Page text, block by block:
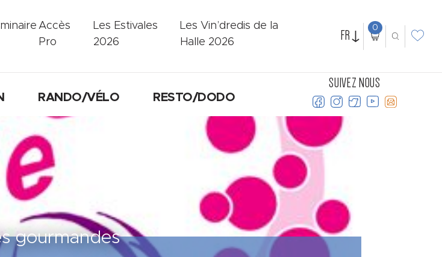
Accès
Pro
Les Estivales
2026
Les Vin’dredis de la
Halle 2026
FR 0
RANDO/VÉLO RESTO/DODO
SUIVEZ NOUS
gourmandes